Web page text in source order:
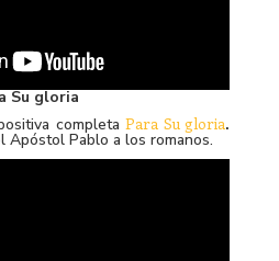
Su gloria
completaPara Su gloria.
Apóstol Pablo a los romanos.